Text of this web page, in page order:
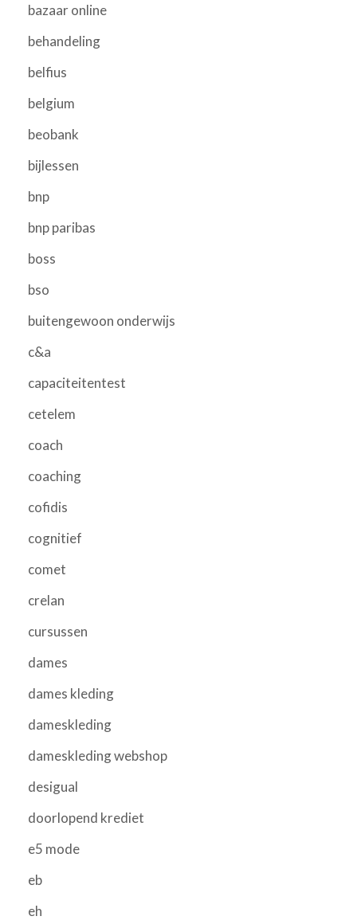
bazaar online
behandeling
belfius
belgium
beobank
bijlessen
bnp
bnp paribas
boss
bso
buitengewoon onderwijs
c&a
capaciteitentest
cetelem
coach
coaching
cofidis
cognitief
comet
crelan
cursussen
dames
dames kleding
dameskleding
dameskleding webshop
desigual
doorlopend krediet
e5 mode
eb
eh